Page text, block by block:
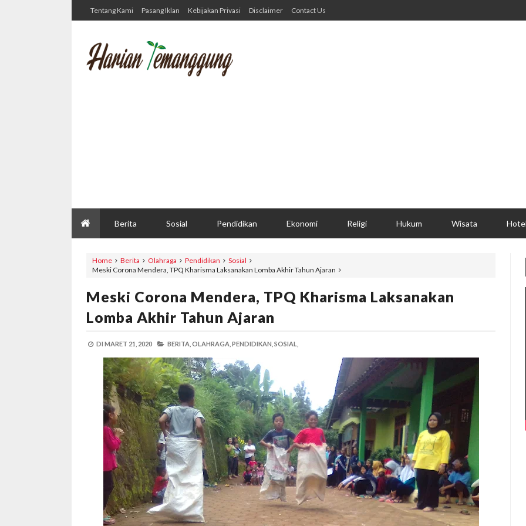
Tentang Kami Pasang Iklan Kebijakan Privasi Disclaimer Contact Us
Berita Sosial Pendidikan Ekonomi Religi Hukum Wisata Hotel
Home Berita Olahraga Pendidikan
Sosial
Meski Corona Mendera, TPQ Kharisma Laksanakan Lomba Akhir Tahun Ajaran
Meski Corona Mendera, TPQ Kharisma Laksanakan
Lomba Akhir Tahun Ajaran
DI MARET 21, 2020 BERITA, OLAHRAGA, PENDIDIKAN, SOSIAL,